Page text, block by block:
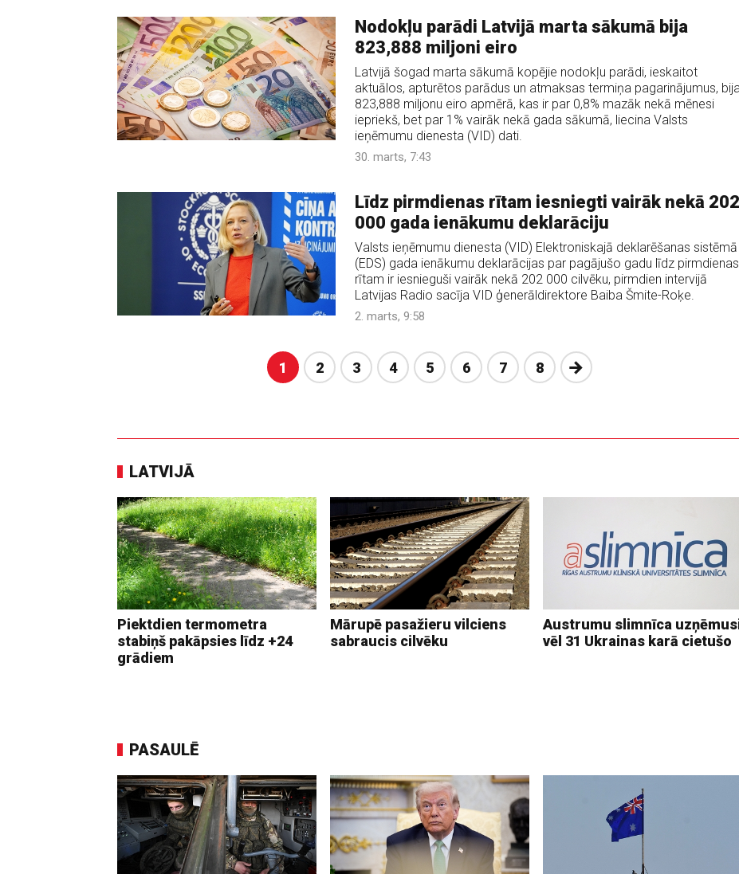
Nodokļu parādi Latvijā marta sākumā bija
823,888 miljoni eiro
Latvijā šogad marta sākumā kopējie nodokļu parādi, ieskaitot
aktuālos, apturētos parādus un atmaksas termiņa pagarinājumus,
823,888 miljonu eiro apmērā, kas ir par 0,8% mazāk nekā mēnesi
iepriekš, bet par 1% vairāk nekā gada sākumā, liecina Valsts
ieņēmumu dienesta (VID) dati.
30. marts, 7:43
Līdz pirmdienas rītam iesniegti vairāk nekā 202
000 gada ienākumu deklarāciju
Valsts ieņēmumu dienesta (VID) Elektroniskajā deklarēšanas sistēmā
(EDS) gada ienākumu deklarācijas par pagājušo gadu līdz pirmdienas
rītam ir iesnieguši vairāk nekā 202 000 cilvēku, pirmdien intervijā
Latvijas Radio sacīja VID ģenerāldirektore Baiba Šmite-Roķe.
2. marts, 9:58
1 2 3 4 5 6 7 8 Nākošā
LATVIJĀ
Piektdien termometra
stabiņš pakāpsies līdz +24
grādiem
Mārupē pasažieru vilciens
sabraucis cilvēku
Austrumu slimnīca
vēl 31 Ukrainas karā cietušo
PASAULĒ